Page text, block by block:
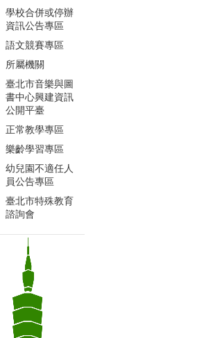
學校合併或停辦
資訊公告專區
語文競賽專區
所屬機關
臺北市音樂與圖
書中心興建資訊
公開平臺
正常教學專區
樂齡學習專區
幼兒園不適任人
員公告專區
臺北市特殊教育
諮詢會